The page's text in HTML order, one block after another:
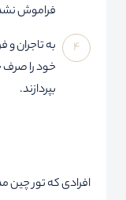
فراموش
به تاجران و
خود را صرف
بپردازند.
افرادی که تور چین